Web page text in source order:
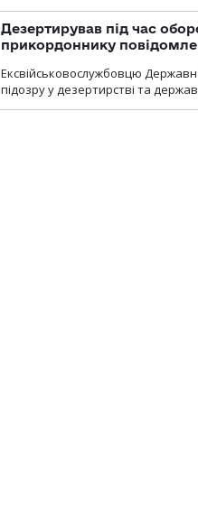
Дезертирував під час
прикордоннику
Ексвійськовослужбовцю
підозру у дезертирстві та